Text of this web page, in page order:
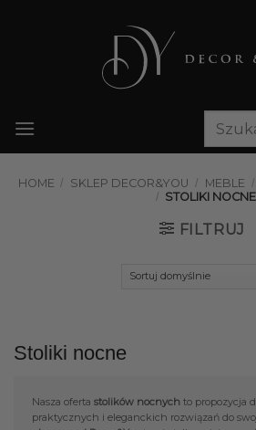
Szukaj:
HOME / SKLEP DECOR&YOU / MEBLE /
/ STOLIKI NOCNE
FILTRUJ
Stoliki nocne
Nasza oferta stolików nocnych to propozycja
praktycznych i eleganckich rozwiązań do